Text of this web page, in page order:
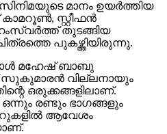
മാനം ഉയര്‍ത്തിയ
കാമറൂണ്‍, സ്റ്റീഫന്‍
തുടങ്ങിയ
പുകഴ്ത്തിയിരുന്നു.
മഹേഷ് ബാബു
സുകുമാരന്‍ വില്ലനായും
ഒരുക്കങ്ങളിലാണ്.
രണ്ടും ഭാഗങ്ങളും
ആവേശം